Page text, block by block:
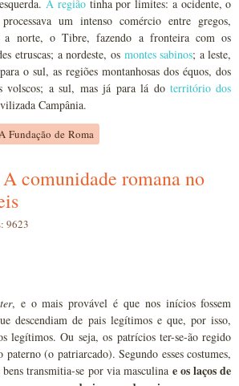
A regiãotinha por limites: a ocidente, o
um intenso comércio entre gregos,
a norte, o Tibre, fazendo a fronteira com os
etruscas; a nordeste, os montes sabinos; a leste,
o sul, as regiões montanhosas dos équos, dos
volscos; a sul, mas já para lá doterritório dos
Campânia.
Fundação de Roma
comunidade romana no
9623
, e o mais provável é que nos inícios fossem
descendiam de pais legítimos e que, por isso,
legítimos. Ou seja, os patrícios ter-se-ão regido
(o patriarcado). Segundo esses costumes,
transmitia-se por via masculina e os laços de